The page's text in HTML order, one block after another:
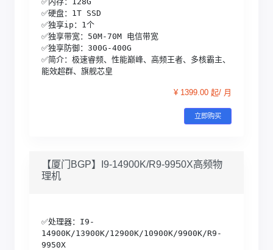
✅硬盘：1T SSD
✅独享ip：1个
✅独享带宽：50M-70M 电信带宽
✅独享防御：300G-400G
✅简介：极速睿频、性能巅峰、高频王者、多核霸主、
能效超群、旗舰芯皇
¥ 1399.00 起/ 月
立即购买
【厦门BGP】I9-14900K/R9-9950X高频物
理机
✅处理器：I9-
14900K/13900K/12900K/10900K/9900K/R9-
9950X